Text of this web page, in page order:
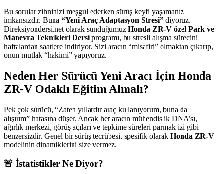
Bu sorular zihninizi meşgul ederken sürüş keyfi yaşamanız
imkansızdır. Buna “Yeni Araç Adaptasyon Stresi” diyoruz.
Direksiyondersi.net olarak sunduğumuz Honda ZR-V özel Park ve
Manevra Teknikleri Dersi programı, bu stresli alışma sürecini
haftalardan saatlere indiriyor. Sizi aracın “misafiri” olmaktan çıkarıp,
onun mutlak “hakimi” yapıyoruz.
Neden Her Sürücü Yeni Aracı İçin Honda
ZR-V Odaklı Eğitim Almalı?
Pek çok sürücü, “Zaten yıllardır araç kullanıyorum, buna da
alışırım” hatasına düşer. Ancak her aracın mühendislik DNA’sı,
ağırlık merkezi, görüş açıları ve tepkime süreleri parmak izi gibi
benzersizdir. Genel bir sürüş tecrübesi, spesifik olarak Honda ZR-V
modelinin dinamiklerini size vermez.
🚨 İstatistikler Ne Diyor?